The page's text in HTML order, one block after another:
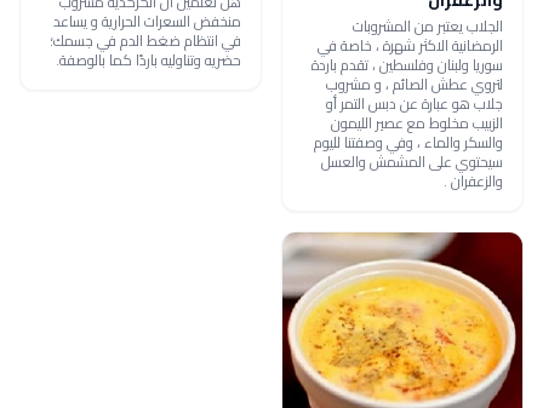
الجلاب يعتبر من المشروبات
الرمضانية الاكثر شهرة ، خاصة في
سوريا ولبنان وفلسطين ، تقدم باردة
لتروي عطش الصائم ، و مشروب
جلاب هو عبارة عن دبس التمر أو
الزبيب مخلوط مع عصير الليمون
والسكر والماء ، وفي وصفتنا لليوم
سيحتوي على المشمش والعسل
والزعفران .
منخفض السعرات الحرارية و يساعد
في انتظام ضغط الدم في جسمك؛
حضريه وتناوليه باردًا كما بالوصفة.